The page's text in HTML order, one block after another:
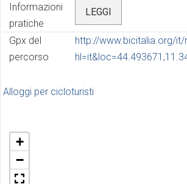
Informazioni
pratiche
LEGGI
Gpx del
percorso
http://www.bicitalia.org/it/
Alloggi per cicloturisti
+
−